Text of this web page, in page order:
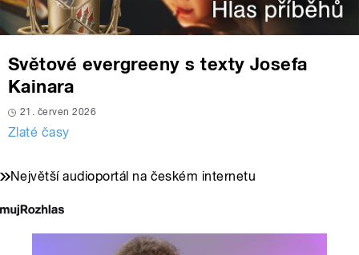
Světové evergreeny s texty Josefa
Kainara
21. červen 2026
Zlaté časy
Největší audioportál na českém internetu